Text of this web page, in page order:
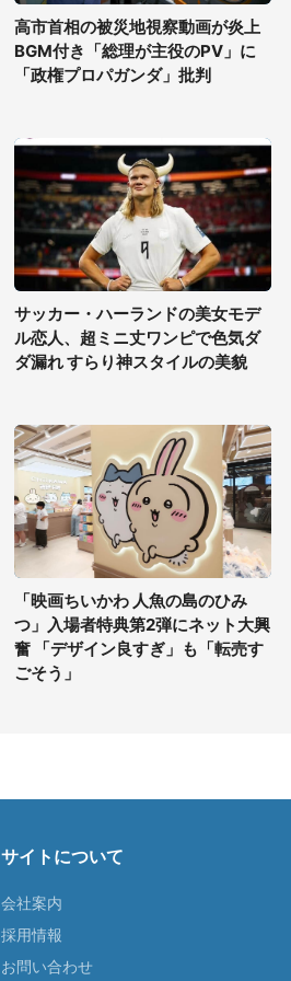
高市首相の被災地視察動画が炎上
BGM付き「総理が主役のPV」に
「政権プロパガンダ」批判
サッカー・ハーランドの美女モデ
ル恋人、超ミニ丈ワンピで色気ダ
ダ漏れ すらり神スタイルの美貌
「映画ちいかわ 人魚の島のひみ
つ」入場者特典第2弾にネット大興
奮 「デザイン良すぎ」も「転売す
ごそう」
サイトについて
会社案内
採用情報
お問い合わせ